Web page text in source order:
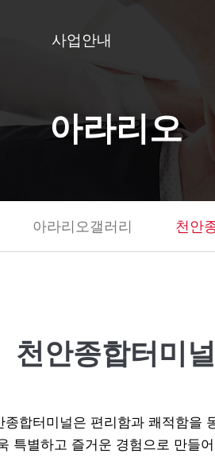
사업안내
아라리오
아라리오갤러리 천안
천안종합터미널
합터미널은 편리함과 쾌적함
특별하고 즐거운 경험으로 만들